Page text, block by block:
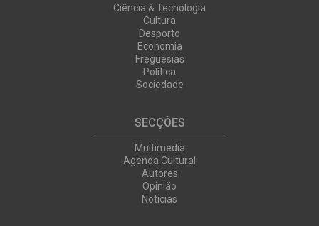
Ciência & Tecnologia
Cultura
Desporto
Economia
Freguesias
Política
Sociedade
SECÇÕES
Multimedia
Agenda Cultural
Autores
Opinião
Noticias